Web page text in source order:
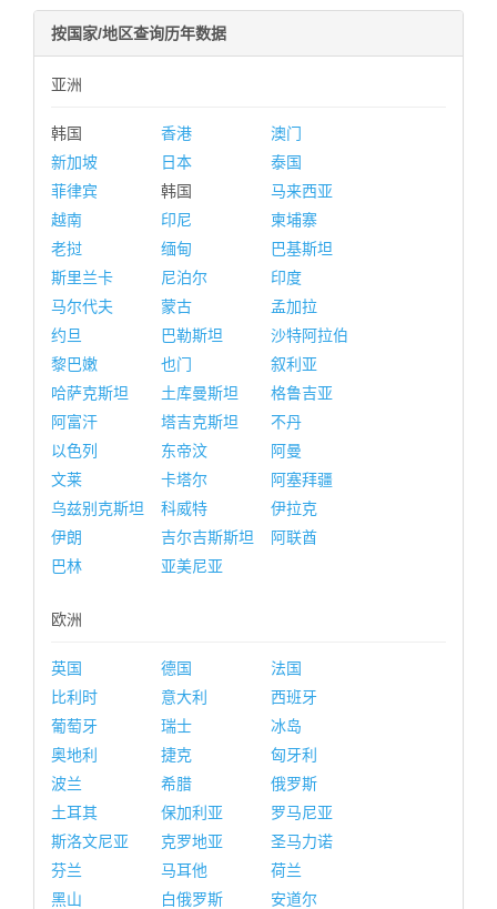
按国家/地区查询历年数据
亚洲
韩国 香港
澳门
新加坡
日本
泰国
菲律宾
韩国
马来西亚
越南
印尼
柬埔寨
老挝
缅甸
巴基斯坦
斯里兰卡
尼泊尔
印度
马尔代夫
蒙古
孟加拉
约旦
巴勒斯坦
沙特阿拉伯
黎巴嫩
也门
叙利亚
哈萨克斯坦
土库曼斯坦
格鲁吉亚
阿富汗
塔吉克斯坦
不丹
以色列
东帝汶
阿曼
文莱
卡塔尔
阿塞拜疆
乌兹别克斯坦
科威特
伊拉克
伊朗
吉尔吉斯斯坦
阿联酋
巴林
亚美尼亚
欧洲
英国 德国
法国
比利时
意大利
西班牙
葡萄牙
瑞士
冰岛
奥地利
捷克
匈牙利
波兰
希腊
俄罗斯
土耳其
保加利亚
罗马尼亚
斯洛文尼亚
克罗地亚
圣马力诺
芬兰
马耳他
荷兰
黑山
白俄罗斯
安道尔